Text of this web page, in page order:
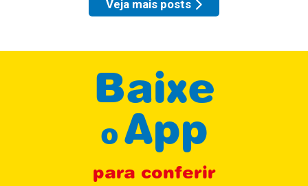
Veja mais posts
Baixe
oApp
para conferir